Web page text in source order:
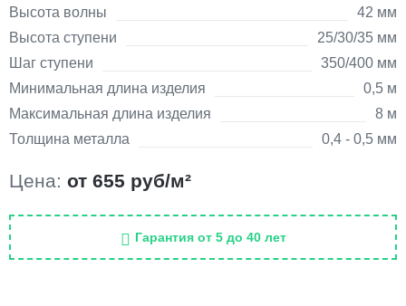
Высота волны
42 мм
Высота ступени
25/30/35 мм
Шаг ступени
350/400 мм
Минимальная длина изделия
0,5 м
Максимальная длина изделия
8 м
Толщина металла
0,4 - 0,5 мм
Цена: от 655 руб/м²
Гарантия от 5 до 40 лет